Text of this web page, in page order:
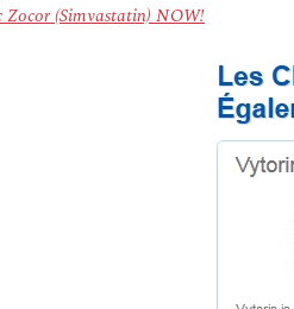
(Simvastatin) NOW!